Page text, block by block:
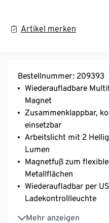
Artikel merken
Bestellnummer: 209393
Wiederaufladbare
Magnet
Zusammenklappbar,
einsetzbar
Arbeitslicht mit 2
Lumen
Magnetfuß zum
Metallflächen
Wiederaufladbar per
Ladekontrollleuchte
Mehr anzeigen
Lichtfarbe neutralweiß,